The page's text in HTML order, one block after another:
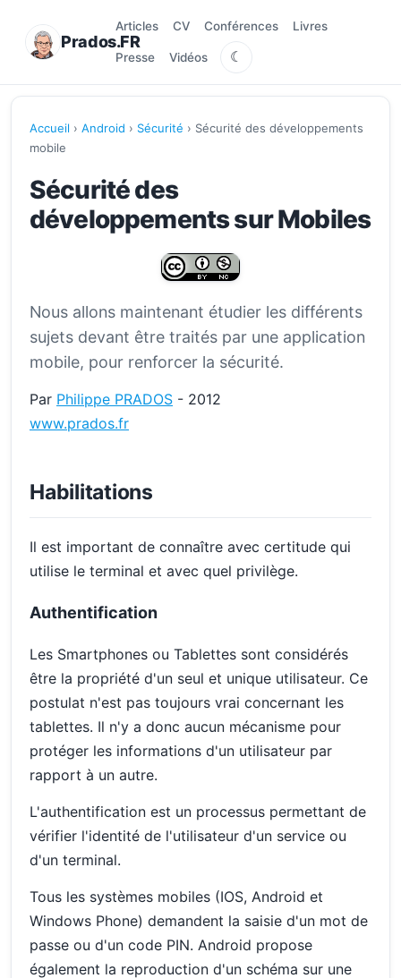
Prados.FR
Articles CV Conférences Livres
Presse Vidéos ☾
Accueil › Android › Sécurité › Sécurité des développements
mobile
Sécurité des
développements sur Mobiles
Nous allons maintenant étudier les différents
sujets devant être traités par une application
mobile, pour renforcer la sécurité.
Par Philippe PRADOS - 2012
www.prados.fr
Habilitations
Il est important de connaître avec certitude qui
utilise le terminal et avec quel privilège.
Authentification
Les Smartphones ou Tablettes sont considérés
être la propriété d'un seul et unique utilisateur. Ce
postulat n'est pas toujours vrai concernant les
tablettes. Il n'y a donc aucun mécanisme pour
protéger les informations d'un utilisateur par
rapport à un autre.
L'authentification est un processus permettant de
vérifier l'identité de l'utilisateur d'un service ou
d'un terminal.
Tous les systèmes mobiles (IOS, Android et
Windows Phone) demandent la saisie d'un mot de
passe ou d'un code PIN. Android propose
également la reproduction d'un schéma sur une